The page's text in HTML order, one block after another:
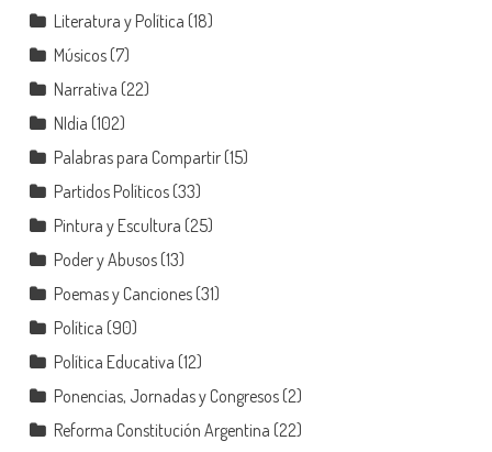
Literatura y Política (18)
Músicos(7)
Narrativa (22)
NIdia (102)
Palabras para Compartir(15)
Partidos Políticos(33)
Pintura y Escultura (25)
Poder y Abusos(13)
Poemas y Canciones(31)
Política (90)
Política Educativa (12)
Ponencias, Jornadas y Congresos(2)
Reforma Constitución Argentina (22)